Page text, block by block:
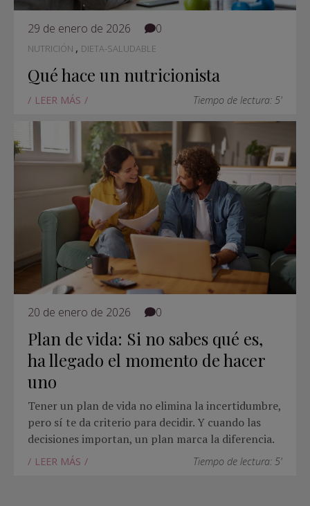
29 de enero de 2026 0
NUTRICIÓN , DIETA-SALUDABLE
Qué hace un nutricionista
LEER MÁS Tiempo de lectura: 5'
20 de enero de 2026 0
Plan de vida: Si no sabes qué es,
ha llegado el momento de hacer
uno
Tener un plan de vida no elimina la incertidumbre,
pero sí te da criterio para decidir. Y cuando las
decisiones importan, un plan marca la diferencia.
LEER MÁS Tiempo de lectura: 5'